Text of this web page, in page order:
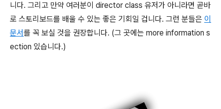
니다. 그리고 만약 여러분이 director class 유저가 아니라면 곧바
로 스토리보드를 배울 수 있는 좋은 기회일 겁니다. 그런 분들은 이
문서를 꼭 보실 것을 권장합니다. (그 곳에는 more information s
ection 있습니다.)